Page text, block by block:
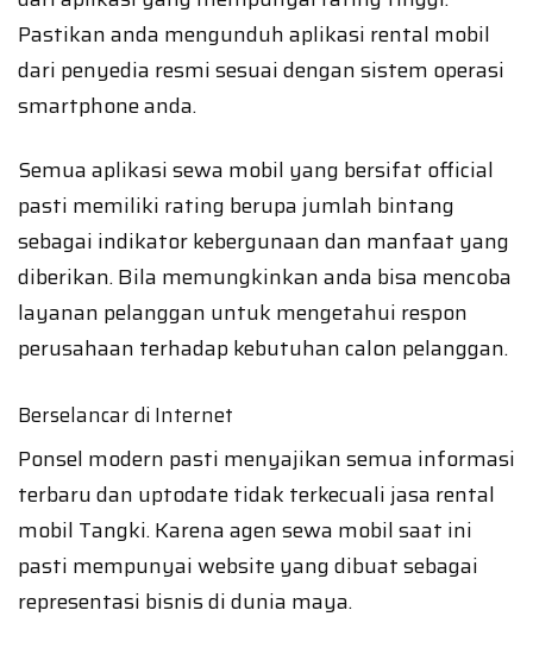
Pastikan anda mengunduh aplikasi rental mobil
dari penyedia resmi sesuai dengan sistem operasi
smartphone anda.
Semua aplikasi sewa mobil yang bersifat official
pasti memiliki rating berupa jumlah bintang
sebagai indikator kebergunaan dan manfaat yang
diberikan. Bila memungkinkan anda bisa mencoba
layanan pelanggan untuk mengetahui respon
perusahaan terhadap kebutuhan calon pelanggan.
Berselancar di Internet
Ponsel modern pasti menyajikan semua informasi
terbaru dan uptodate tidak terkecuali jasa rental
mobil Tangki. Karena agen sewa mobil saat ini
pasti mempunyai website yang dibuat sebagai
representasi bisnis di dunia maya.